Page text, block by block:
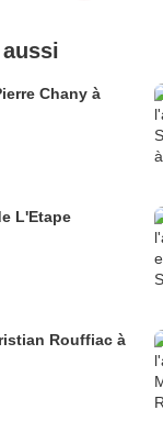
Chany à
L'Etape
Rouffiac à